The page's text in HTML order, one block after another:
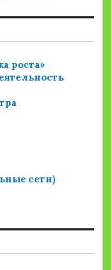
роста»
сети)